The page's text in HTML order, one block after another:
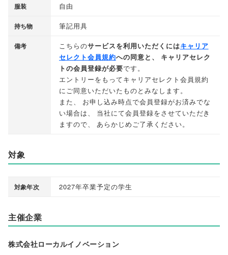
服装 自由
持ち物 筆記用具
備考 こちらのサービスを利用いただくにはキャリア
セレクト会員規約への同意と 、
キャリアセレク
トの会員登録が必要です。
エントリーをもってキャリアセレクト会員規約
にご同意いただいたものとみなします。
また、
お申し込み時点で会員登録がお済みでな
い場合は、
当社にて会員登録をさせていただき
ますので、 あらかじめご了承ください。
対象
対象年次 2027年卒業予定の学生
主催企業
株式会社ローカルイノベーション